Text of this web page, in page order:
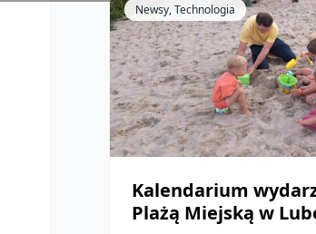
Newsy, Technologia
Kalendarium
Plażą Miejską w